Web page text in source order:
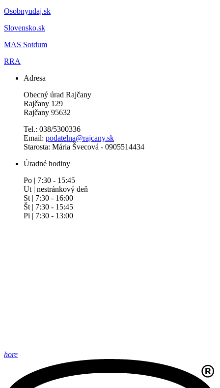
Osobnyudaj.sk
Slovensko.sk
MAS Sotdum
RRA
Adresa
Obecný úrad Rajčany
Rajčany 129
Rajčany 95632
Tel.: 038/5300336
Email: podatelna@rajcany.sk
Starosta: Mária Švecová - 0905514434
Úradné hodiny
Po | 7:30 - 15:45
Ut | nestránkový deň
St | 7:30 - 16:00
Št | 7:30 - 15:45
Pi | 7:30 - 13:00
hore